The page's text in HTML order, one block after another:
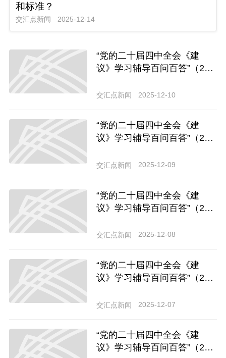
和标准？
交汇点新闻 2025-12-14
“党的二十届四中全会《建
议》学习辅导百问百答”（2
长，提高投资效益？
交汇点新闻 2025-12-10
“党的二十届四中全会《建
议》学习辅导百问百答”（2
务支出占财政支出比重？
交汇点新闻 2025-12-09
“党的二十届四中全会《建
议》学习辅导百问百答”（2
于人紧密结合？
交汇点新闻 2025-12-08
“党的二十届四中全会《建
议》学习辅导百问百答”（2
消费紧密结合？
交汇点新闻 2025-12-07
“党的二十届四中全会《建
议》学习辅导百问百答”（2